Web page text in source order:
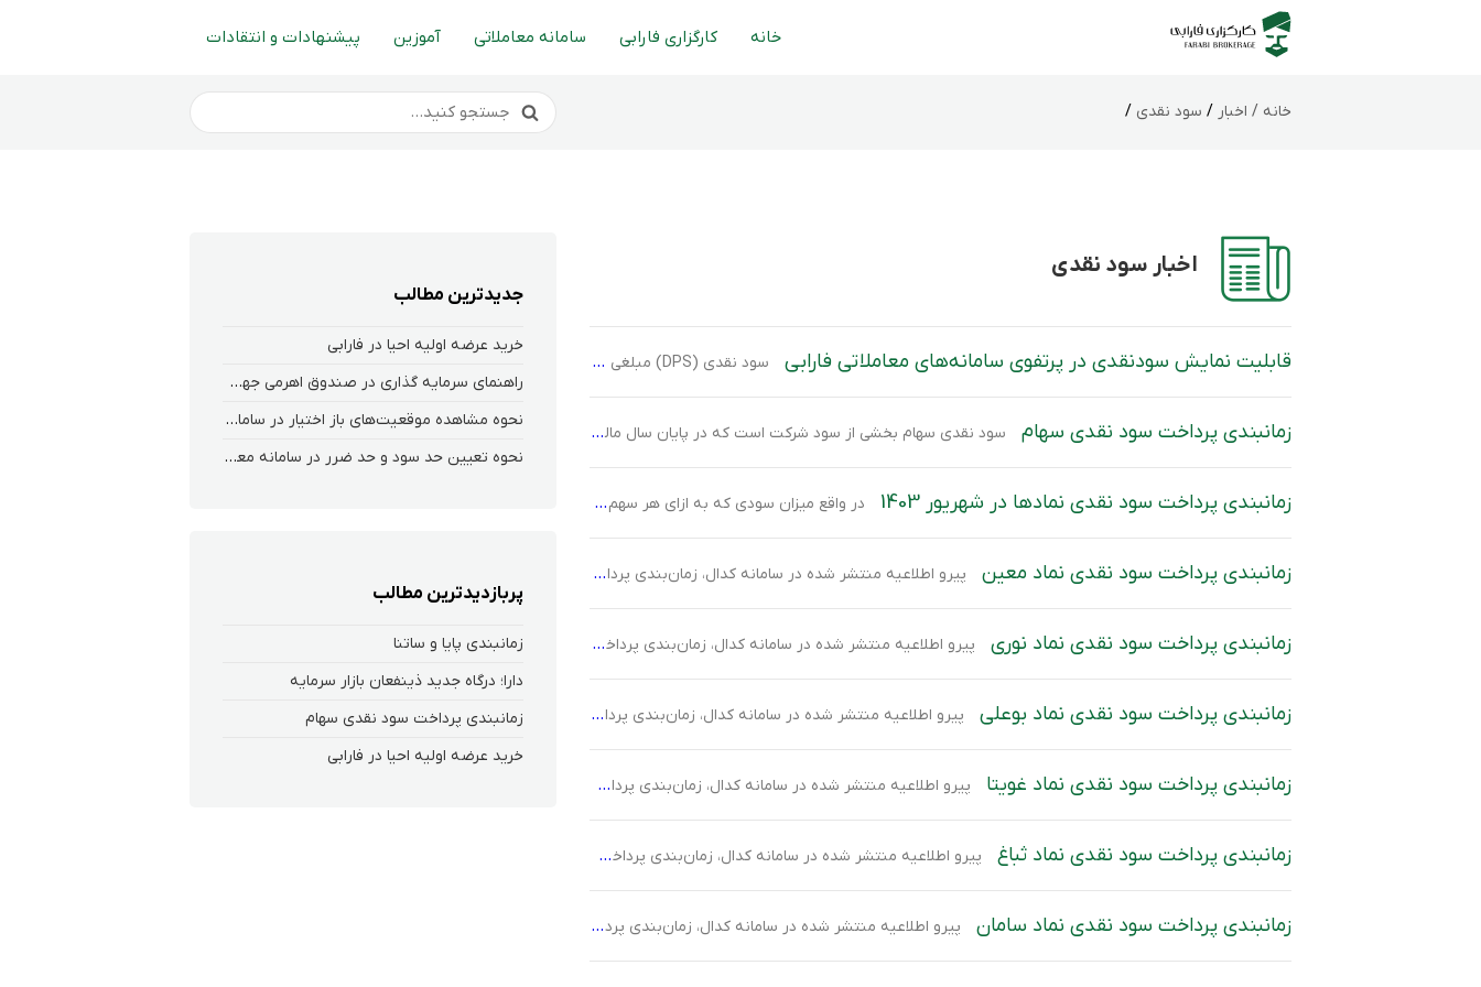
خانه کارگزاری فارابی سامانه معاملاتی آموزین پیشنهادات و انتقادات
خانه / اخبار / سود نقدی /
اخبار سود نقدی
قابلیت نمایش سودنقدی در پرتفوی سامانه‌های معاملاتی فارابی سود نقدی (DPS) مبلغی است که شرکت‌ها به ازای هر سهم به سهامداران خود پرداخت می‌کنند. این سود بخشی از سود سالانه شرکت است که به سهامداران تعلق می‌گیرد و نشان‌دهنده عملکرد مالی و سوددهی شرکت است.تصمیم‌گیری درباره مقدار و زمان پرداخت این سود، در مجمع عمومی سالیانه شرکت انجام می‌گیرد و پس از تصمیم‌گیری، […]
زمانبندی پرداخت سود نقدی سهام‌ سود نقدی سهام بخشی از سود شرکت است که در پایان سال مالی میان سهامداران توزیع می‌شود. در واقع میزان سودی که به ازای هر سهم بین سهامداران توزیع می‌شود، DPS نام دارد.
زمانبندی پرداخت سود نقدی نماد‌ها در شهریور 1403 در واقع میزان سودی که به ازای هر سهم بین سهامداران توزیع می‌شود، سود تقسیمی هر سهم یا DPS نام دارد.
زمانبندی پرداخت سود نقدی نماد معین پیرو اطلاعیه منتشر شده در سامانه کدال، زمان‌بندی پرداخت سود شرکت سهامی بیمه ایران-معین با نماد “معین” برای سال مالی منتهی به 1402/12/29 به شرح زیر است. سهامدارانی که در تاریخ 1403/04/23 سهامدار این نماد بوده و در مجمع عمومی عادی شرکت داشته‌اند مشمول دریافت ۳۲۰ ریال سود نقدی به ازای هر سهم هستند. سود […]
زمانبندی پرداخت سود نقدی نماد نوری پیرو اطلاعیه منتشر شده در سامانه کدال، زمان‌بندی پرداخت سود شرکت پتروشیمی نوری با نماد “نوری” برای سال مالی منتهی به 1402/12/29 به شرح زیر است. سهامدارانی که در تاریخ 1403/04/16 سهامدار این نماد بوده و در مجمع عمومی عادی شرکت داشته‌اند مشمول دریافت ۲۰,۰۰۰ ریال سود نقدی به ازای هر سهم هستند. سود سهامداران […]
زمانبندی پرداخت سود نقدی نماد بوعلی پیرو اطلاعیه منتشر شده در سامانه کدال، زمان‌بندی پرداخت سود شرکت پتروشیمی بوعلی سینا با نماد “بوعلی” برای سال مالی منتهی به 1402/12/29 به شرح زیر است. سهامدارانی که در تاریخ 1403/04/11 سهامدار این نماد بوده و در مجمع عمومی عادی شرکت داشته‌اند مشمول دریافت ۷,۰۰۰ ریال سود نقدی به ازای هر سهم هستند. سود […]
زمانبندی پرداخت سود نقدی نماد غویتا پیرو اطلاعیه منتشر شده در سامانه کدال، زمان‌بندی پرداخت سود شرکت ویتانا با نماد “غویتا” برای سال مالی منتهی به 1402/09/30 به شرح زیر است. سهامدارانی که در تاریخ 1403/01/30 سهامدار این نماد بوده و در مجمع عمومی عادی شرکت داشته‌اند مشمول دریافت ۲۶ ریال سود نقدی به ازای هر سهم هستند. سود سهامدارانی که در […]
زمانبندی پرداخت سود نقدی نماد ثباغ پیرو اطلاعیه منتشر شده در سامانه کدال، زمان‌بندی پرداخت سود شرکت شهرسازی و خانه سازی باغمیشه با نماد “ثباغ” برای سال مالی منتهی به 1402/09/30 به شرح زیر است. سهامدارانی که در تاریخ 1403/01/20 سهامدار این نماد بوده و در مجمع عمومی عادی شرکت داشته‌اند مشمول دریافت ۲۰۰ ریال سود نقدی به ازای هر سهم هستند. […]
زمانبندی پرداخت سود نقدی نماد سامان پیرو اطلاعیه منتشر شده در سامانه کدال، زمان‌بندی پرداخت سود شرکت بانک سامان با نماد “سامان” برای سال مالی منتهی به 1402/12/29 به شرح زیر است.سهامدارانی که در تاریخ 1403/04/20 سهامدار این نماد بوده و در مجمع عمومی عادی شرکت داشته‌اند مشمول دریافت ۷۰ ریال سود نقدی به ازای هر سهم هستند. سود سهامداران حقیقی […]
جدیدترین مطالب
خرید عرضه اولیه احیا در فارابی
راهنمای سرمایه گذاری در صندوق اهرمی جهش
نحوه‌ مشاهده‌ موقعیت‌های باز اختیار در سامانه هلیوم و نکست
نحوه تعیین حد سود و حد ضرر در سامانه معاملاتی کارگزاری فارابی
پربازدیدترین مطالب
زمانبندی پایا و ساتنا
دارا؛ درگاه جدید ذینفعان بازار سرمایه
زمانبندی پرداخت سود نقدی سهام‌
خرید عرضه اولیه احیا در فارابی